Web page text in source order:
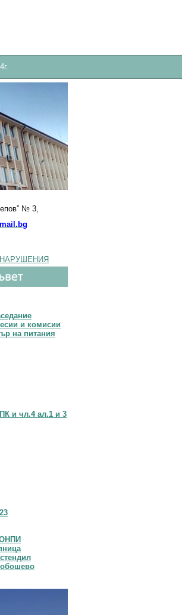
№ 3,
и комисии
на питания
и чл.4 ал.1 и 3